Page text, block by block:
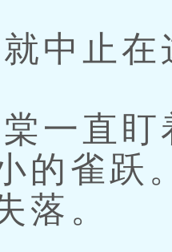
中止在
一直盯
的雀跃
落。